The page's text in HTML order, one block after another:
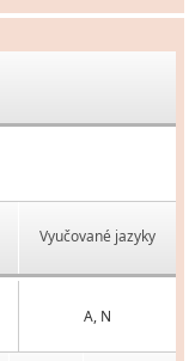
Vyučované jazyky
A, N